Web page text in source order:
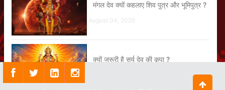
मंगल देव क्यों कहलाए शिव पुत्र और भूमिपुत्र ?
August 04, 2026
क्यों जरूरी है सूर्य देव की कृपा ?